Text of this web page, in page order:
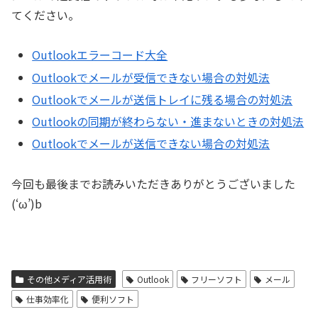
てください。
Outlookエラーコード大全
Outlookでメールが受信できない場合の対処法
Outlookでメールが送信トレイに残る場合の対処法
Outlookの同期が終わらない・進まないときの対処法
Outlookでメールが送信できない場合の対処法
今回も最後までお読みいただきありがとうございました
(‘ω’)b
その他メディア活用術 Outlook フリーソフト
メール
仕事効率化
便利ソフト